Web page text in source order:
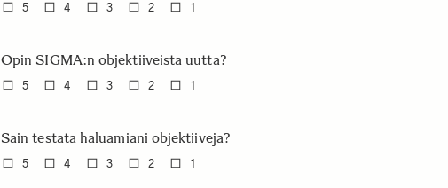
5 4 3 2 1
Opin SIGMA:n objektiiveista uutta?
5 4 3 2 1
Sain testata haluamiani objektiiveja?
5 4 3 2 1